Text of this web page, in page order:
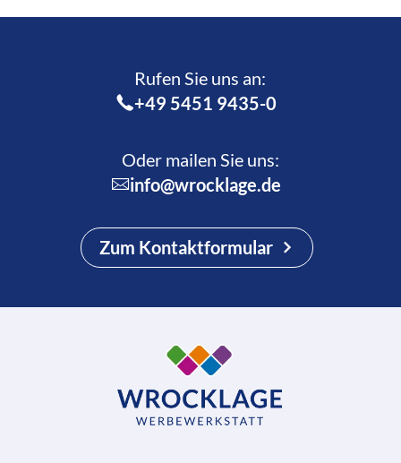
Rufen Sie uns an:­
+49 5451 9435-0
Oder mailen Sie uns:
info@wrocklage.de
Zum Kontaktformular